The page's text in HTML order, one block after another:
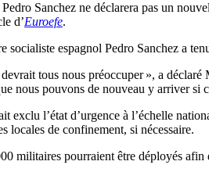
Sanchez ne déclarera pas un
d’Euroefe.
socialiste espagnol Pedro Sanchez a
tous nous préoccuper », a
nous pouvons de nouveau y arriver si
exclu l’état d’urgence à l’échelle
locales de confinement, si nécessaire.
militaires pourraient être déployés